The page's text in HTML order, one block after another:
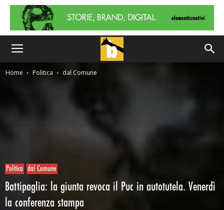
Home Politica dal Comune
Politica dal Comune
Battipaglia: la giunta revoca il Puc in autotutela. Venerdì
la conferenza stampa